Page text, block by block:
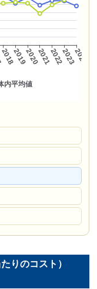
りのコスト）